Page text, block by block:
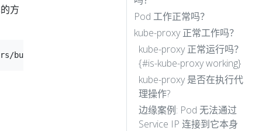
Pod 工作正常吗？
kube-proxy 正常工作吗？
kube-proxy 正常运行吗？
{#is-kube-proxy working}
kube-proxy 是否在执行代
理操作?
边缘案例: Pod 无法通过
Service IP 连接到它本身
方